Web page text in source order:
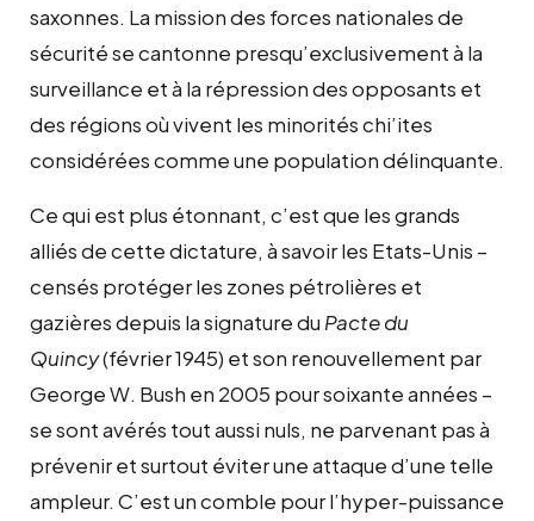
saxonnes. La mission des forces nationales de
sécurité se cantonne presqu’exclusivement à la
surveillance et à la répression des opposants et
des régions où vivent les minorités chi’ites
considérées comme une population délinquante.
Ce qui est plus étonnant, c’est que les grands
alliés de cette dictature, à savoir les Etats-Unis –
censés protéger les zones pétrolières et
gazières depuis la signature du Pacte du
Quincy(février 1945) et son renouvellement par
George W. Bush en 2005 pour soixante années –
se sont avérés tout aussi nuls, ne parvenant pas à
prévenir et surtout éviter une attaque d’une telle
ampleur. C’est un comble pour l’hyper-puissance